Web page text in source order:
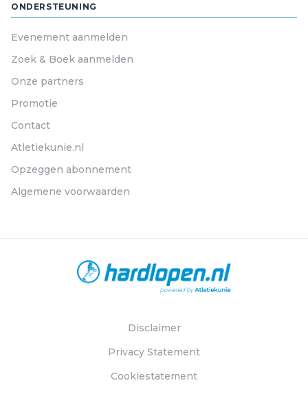
ONDERSTEUNING
Evenement aanmelden
Zoek & Boek aanmelden
Onze partners
Promotie
Contact
Atletiekunie.nl
Opzeggen abonnement
Algemene voorwaarden
Disclaimer
Privacy Statement
Cookiestatement